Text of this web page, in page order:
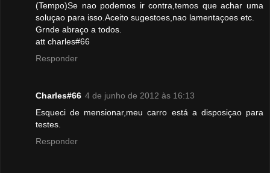
(Tempo)Se nao podemos ir contra,temos que achar uma
soluçao para isso.Aceito sugestoes,nao lamentaçoes etc.
Grnde abraço a todos.
att charles#66
Responder
Charles#66 4 de junho de 2012 às 16:13
Esqueci de mensionar,meu carro está a disposiçao para
testes.
Responder